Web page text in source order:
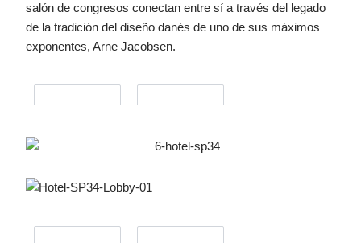
salón de congresos conectan entre sí a través del legado
de la tradición del diseño danés de uno de sus máximos
exponentes, Arne Jacobsen.